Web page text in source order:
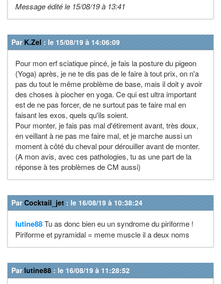
Message édité le 15/08/19 à 13:41
Par K.Zel : le 15/08/19 à 14:06:09
Pour mon erf sciatique pincé, je fais la posture du pigeon
(Yoga) après, je ne te dis pas de le faire à tout prix, on n'a
pas du tout le même problème de base, mais il doit y avoir
des choses à piocher en yoga. Ce qui est ultra important
est de ne pas forcer, de ne surtout pas te faire mal en
faisant les exos, quels qu'ils soient.
Pour monter, je fais pas mal d'étirement avant, très doux,
en veillant à ne pas me faire mal, et je marche aussi un
moment à côté du cheval pour dérouiller avant de monter.
(A mon avis, avec ces pathologies, tu as une part de la
réponse à tes problèmes de CM aussi)
ParCocktail_jet : le 16/08/19 à 10:38:24
lutine88Tu as donc bien eu un syndrome du piriforme !
Piriforme et pyramidal = meme muscle il a deux noms
Par lutine88 : le 16/08/19 à 11:28:52